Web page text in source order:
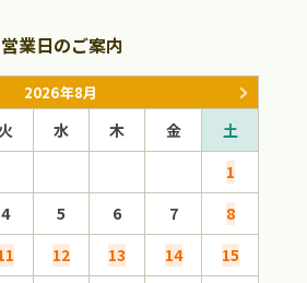
営業日のご案内
2026年8月
火 水 木 金
土
1
4 5 6 7
8
12 13 14
15